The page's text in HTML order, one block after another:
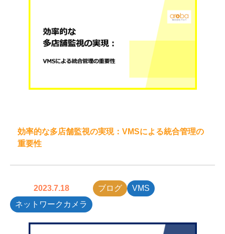
効率的な多店舗監視の実現：VMSによる統合管理の
重要性
2023.7.18 ブログ
VMS
ネットワークカメラ